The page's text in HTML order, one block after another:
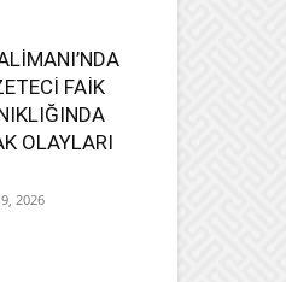
FAİK
OLAYLARI
2026